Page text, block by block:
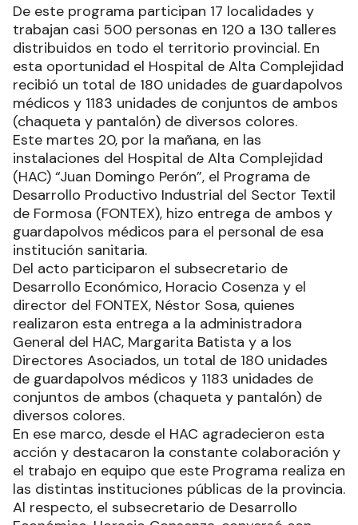
De este programa participan 17 localidades y
trabajan casi 500 personas en 120 a 130 talleres
distribuidos en todo el territorio provincial. En
esta oportunidad el Hospital de Alta Complejidad
recibió un total de 180 unidades de guardapolvos
médicos y 1183 unidades de conjuntos de ambos
(chaqueta y pantalón) de diversos colores.
Este martes 20, por la mañana, en las
instalaciones del Hospital de Alta Complejidad
(HAC) “Juan Domingo Perón”, el Programa de
Desarrollo Productivo Industrial del Sector Textil
de Formosa (FONTEX), hizo entrega de ambos y
guardapolvos médicos para el personal de esa
institución sanitaria.
Del acto participaron el subsecretario de
Desarrollo Económico, Horacio Cosenza y el
director del FONTEX, Néstor Sosa, quienes
realizaron esta entrega a la administradora
General del HAC, Margarita Batista y a los
Directores Asociados, un total de 180 unidades
de guardapolvos médicos y 1183 unidades de
conjuntos de ambos (chaqueta y pantalón) de
diversos colores.
En ese marco, desde el HAC agradecieron esta
acción y destacaron la constante colaboración y
el trabajo en equipo que este Programa realiza en
las distintas instituciones públicas de la provincia.
Al respecto, el subsecretario de Desarrollo